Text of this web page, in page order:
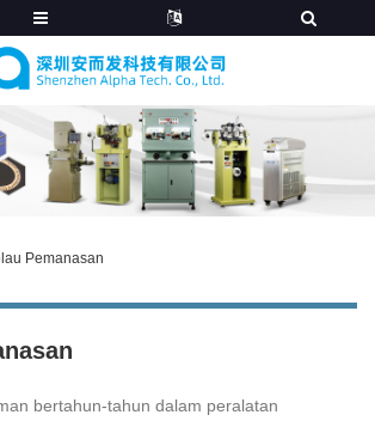
Pemanasan
bertahun-tahun dalam peralatan